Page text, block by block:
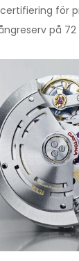
för
på